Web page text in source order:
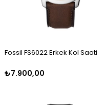
Fossil FS6022 Erkek Kol Saati
₺7.900,00